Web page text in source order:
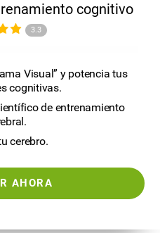
cognitivo
3.3
Visual” y potencia tus
cognitivas.
de entrenamiento
cerebro.
AHORA